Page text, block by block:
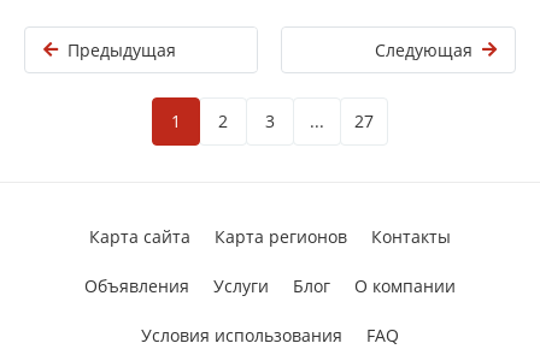
Предыдущая Следующая
1 2 3 ... 27
Карта сайта Карта регионов Контакты
Объявления Услуги Блог О компании
Условия использования FAQ